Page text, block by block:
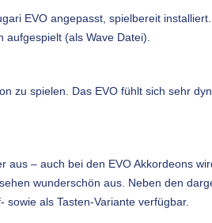
EVO angepasst, spielbereit
(als Wave Datei).
zu spielen. Das EVO fühlt sich sehr
– auch bei den EVO Akkordeons
wunderschön aus. Neben den
als Tasten-Variante verfügbar.